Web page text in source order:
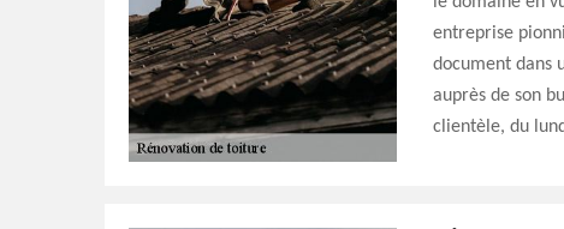
entreprise
document dans
auprès de son
clientèle, du